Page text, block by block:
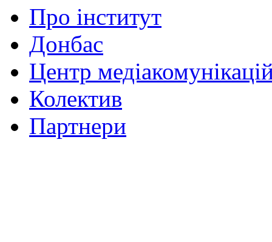
Про інститут
Донбас
Центр
Колектив
Партнери